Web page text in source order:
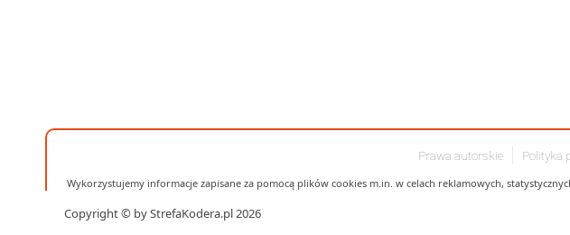
Prawa autorskie Polityka
Wykorzystujemy informacje zapisane za pomocą plików cookies m.in. w celach reklamowych,
Copyright © by StrefaKodera.pl 2026